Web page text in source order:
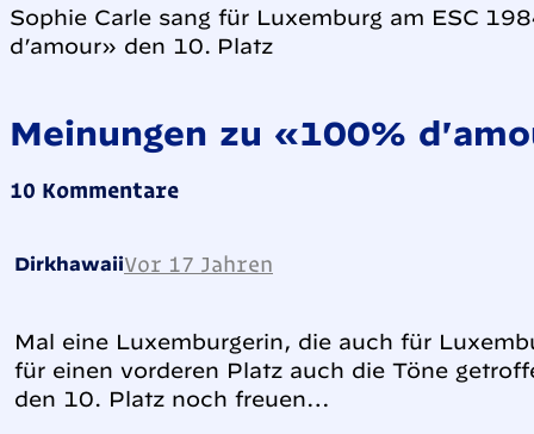
Sophie Carle sang für Luxemburg am ESC
d’amour» den 10. Platz
Meinungen zu «100%
10 Kommentare
DirkhawaiiVor 17 Jahren
Mal eine Luxemburgerin, die auch für
für einen vorderen Platz auch die Töne
den 10. Platz noch freuen…